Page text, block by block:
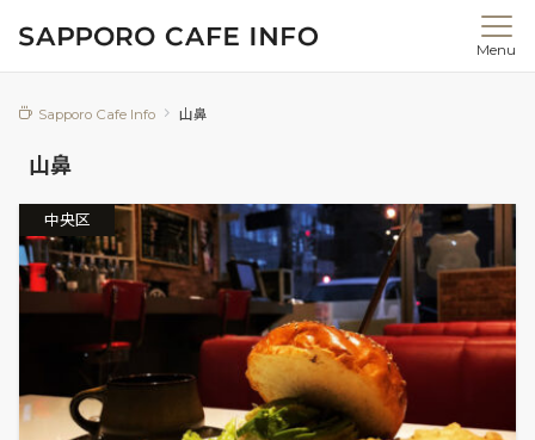
Menu
Sapporo Cafe Info 山鼻
山鼻
中央区